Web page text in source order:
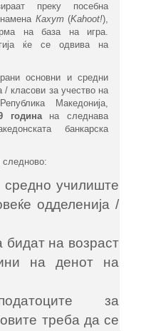
преку посебна
Кахут(Kahoot!),
на база на игра.
ќе се одвива на
основни и средни
/ класови за учество на
Македонија,
годинана следнава
банкарска
следново:
училиште
одделенија /
бидат на возраст
на денот на
за
треба да се